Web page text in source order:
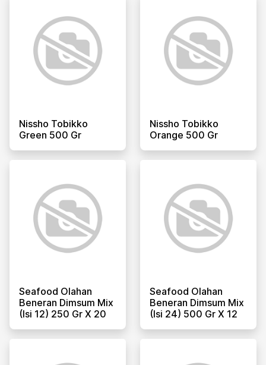
Nissho Tobikko
Green 500 Gr
Nissho Tobikko
Orange 500 Gr
Seafood Olahan
Beneran Dimsum Mix
(isi 12) 250 Gr X 20
Seafood Olahan
Beneran Dimsum Mix
(isi 24) 500 Gr X 12